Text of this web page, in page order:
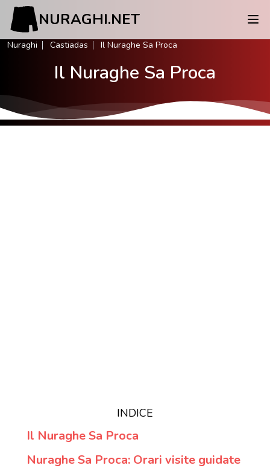
NURAGHI.NET
Nuraghi Castiadas Il Nuraghe Sa Proca
Il Nuraghe Sa Proca
INDICE
Il Nuraghe Sa Proca
Nuraghe Sa Proca: Orari visite guidate